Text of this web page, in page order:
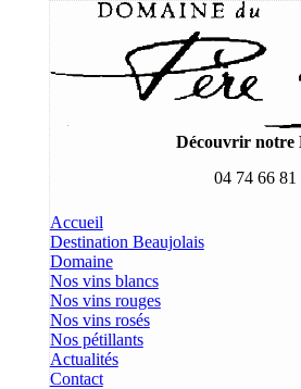
Découvrir notre
04 74 66
Accueil
Destination Beaujolais
Domaine
Nos vins blancs
Nos vins rouges
Nos vins rosés
Nos pétillants
Actualités
Contact